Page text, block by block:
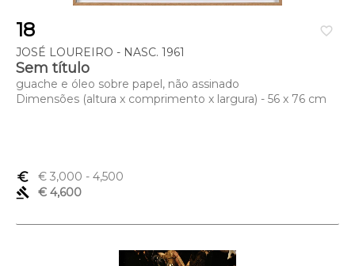
favorite_border
18
JOSÉ LOUREIRO - NASC. 1961
Sem título
guache e óleo sobre papel, não assinado
Dimensões (altura x comprimento x largura) - 56 x 76 cm
euro_symbol € 3,000 - 4,500
gavel
€ 4,600